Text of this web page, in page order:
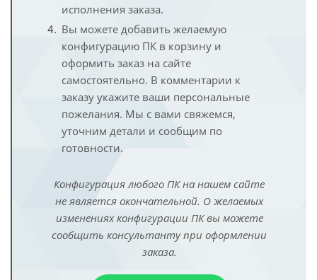
исполнения заказа.
Вы можете добавить желаемую
конфигурацию ПК в корзину и
оформить заказ на сайте
самостоятельно. В комментарии к
заказу укажите ваши персональные
пожелания. Мы с вами свяжемся,
уточним детали и сообщим по
готовности.
Конфигурация любого ПК на нашем сайте
не является окончательной. О желаемых
изменениях конфигурации ПК вы можете
сообщить консультанту при оформлении
заказа.